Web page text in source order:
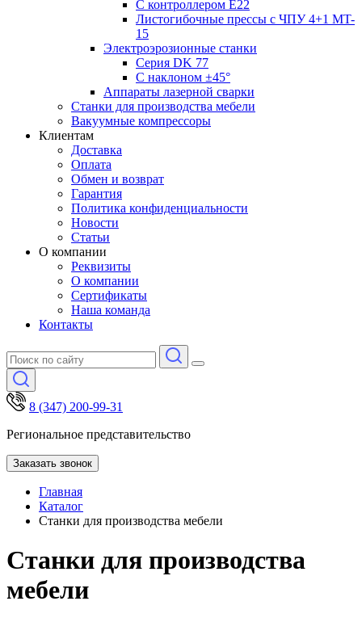
С контроллером E22
Листогибочные прессы с ЧПУ 4+1 MT-
15
Электроэрозионные станки
Серия DK 77
С наклоном ±45°
Аппараты лазерной сварки
Станки для производства мебели
Вакуумные компрессоры
Клиентам
Доставка
Оплата
Обмен и возврат
Гарантия
Политика конфиденциальности
Новости
Статьи
О компании
Реквизиты
О компании
Сертификаты
Наша команда
Контакты
8 (347) 200-99-31
Региональное представительство
Заказать звонок
Главная
Каталог
Станки для производства мебели
Станки для производства
мебели